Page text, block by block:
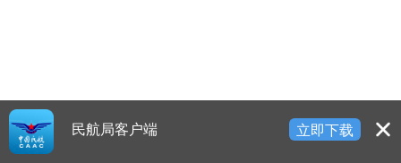
民航局客户端 立即下载